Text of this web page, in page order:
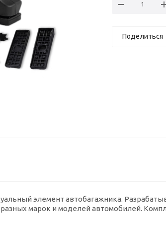
Поделиться
элемент автобагажника.
марок и моделей автомобилей.